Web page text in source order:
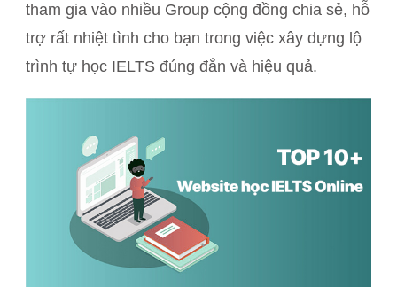
tham gia vào nhiều Group cộng đồng chia sẻ, hỗ
trợ rất nhiệt tình cho bạn trong việc xây dựng lộ
trình tự học IELTS đúng đắn và hiệu quả.